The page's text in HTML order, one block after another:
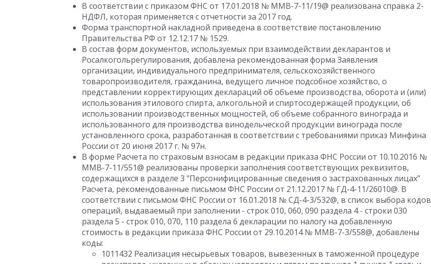
В соответствии с приказом ФНС от 17.01.2018 № ММВ-7-11/19@ реализована справка 2-
НДФЛ, которая применяется с отчетности за 2017 год.
Форма транспортной накладной приведена в соответствие постановлению
Правительства РФ от 12.12.17 № 1529.
В состав форм документов, используемых при взаимодействии декларантов и
Росалкогольрегулирования, добавлена рекомендованная форма Заявления
организации, индивидуального предпринимателя, сельскохозяйственного
товаропроизводителя, гражданина, ведущего личное подсобное хозяйство, о
представлении корректирующих деклараций об объеме производства, оборота и (или)
использования этилового спирта, алкогольной и спиртосодержащей продукции, об
использовании производственных мощностей, об объеме собранного винограда и
использованного для производства винодельческой продукции винограда после
установленного срока, разработанная в соответствии с требованиями приказ Минфина
России от 20 июня 2017 г. № 97н.
В форме Расчета по страховым взносам в редакции приказа ФНС России от 10.10.2016 №
ММВ-7-11/551@ реализованы проверки заполнения соответствующих реквизитов,
содержащихся в разделе 3 "Персонифицированные сведения о застрахованных лицах"
Расчета, рекомендованные письмом ФНС России от 21.12.2017 № ГД-4-11/26010@. В
соответствии с письмом ФНС России от 16.01.2018 № СД-4-3/532@, в список выбора кодов
операций, выдаваемый при заполнении - строк 010, 060, 090 раздела 4 - строки 030
раздела 5 - строк 010, 070, 110 раздела 6 декларации по налогу на добавленную
стоимость в редакции приказа ФНС России от 29.10.2014 № ММВ-7-3/558@, добавлены
коды:
1011432 Реализация несырьевых товаров, вывезенных в таможенной процедуре